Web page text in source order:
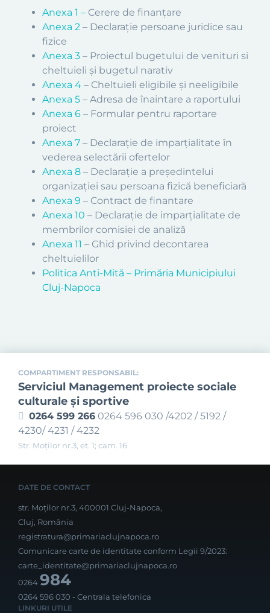
Anexa 1 – Cerere de finanţare
Anexa 2 – Declaraţie persoane juridice sau
fizice
Anexa 3 – Proiectul bugetului de venituri si
cheltuieli și bugetul narativ
Anexa 4 – Cheltuieli eligibile şi neeligibile
Anexa 5 – Adresa de înaintare a raportului
Anexa 6 – Formular pentru raportare
proiect
Anexa 7 – Declaraţie de imparțialitate în
vederea selectării ofertelor
Anexa 8 – Declarație a președintelui
organizației sau persoana fizică beneficiară
Anexa 9 – Contract de finantare
Anexa 10 – Declarație de imparțialitate de
membrilor comisiei de analiză
Anexa 11 – Ghid privind decontarea
cheltuielilor
Politica Anti-Mită – Primăria Municipiului
Cluj-Napoca
COMPARTIMENT RESPONSABIL:
Serviciul Management proiecte sociale
culturale și sportive
0264 599 266 0264 596 030 /4202 / 5192 /
4230/ 4231 / 4232
Str. Moţilor nr.3, et. 1; cam. 16
DATE DE CONTACT
str. Moților nr.3, 400001 Cluj-Napoca,
Cluj, România
registratura@primariaclujnapoca.ro
Comunicare carte de identitate conform Legii 9/2023:
carte_identitate@primariaclujnapoca.ro
0264984
0264 596 030 - Centrala telefonica
LINKURI UTILE